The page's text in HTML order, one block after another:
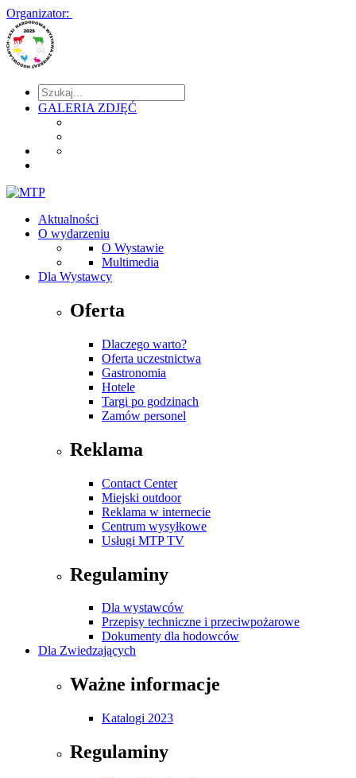
Organizator:
GALERIA ZDJĘĆ
Aktualności
O wydarzeniu
O Wystawie
Multimedia
Dla Wystawcy
Oferta
Dlaczego warto?
Oferta uczestnictwa
Gastronomia
Hotele
Targi po godzinach
Zamów personel
Reklama
Contact Center
Miejski outdoor
Reklama w internecie
Centrum wysyłkowe
Usługi MTP TV
Regulaminy
Dla wystawców
Przepisy techniczne i przeciwpożarowe
Dokumenty dla hodowców
Dla Zwiedzających
Ważne informacje
Katalogi 2023
Regulaminy